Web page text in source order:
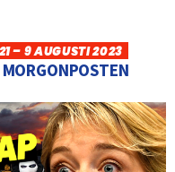
– 9 AUGUSTI 2023